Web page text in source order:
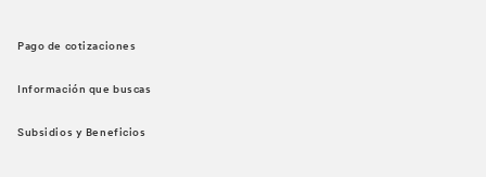
Pago de cotizaciones
Información que buscas
Subsidios y Beneficios